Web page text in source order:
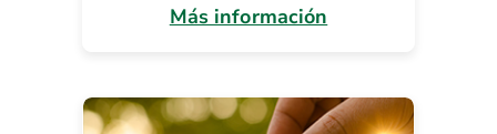
Más información